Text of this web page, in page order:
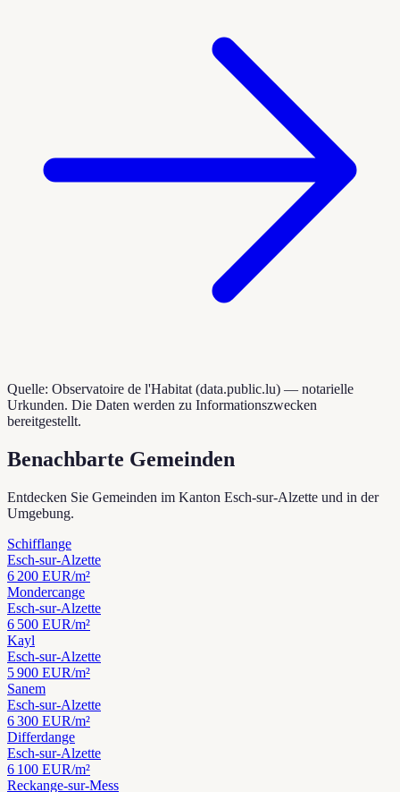
Quelle: Observatoire de l'Habitat (data.public.lu) — notarielle
Urkunden. Die Daten werden zu Informationszwecken
bereitgestellt.
Benachbarte Gemeinden
Entdecken Sie Gemeinden im Kanton Esch-sur-Alzette und in der
Umgebung.
Schifflange
Esch-sur-Alzette
6 200 EUR/m²
Mondercange
Esch-sur-Alzette
6 500 EUR/m²
Kayl
Esch-sur-Alzette
5 900 EUR/m²
Sanem
Esch-sur-Alzette
6 300 EUR/m²
Differdange
Esch-sur-Alzette
6 100 EUR/m²
Reckange-sur-Mess